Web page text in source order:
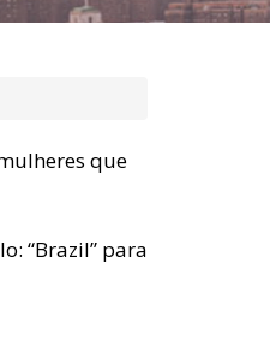
que
“Brazil” para